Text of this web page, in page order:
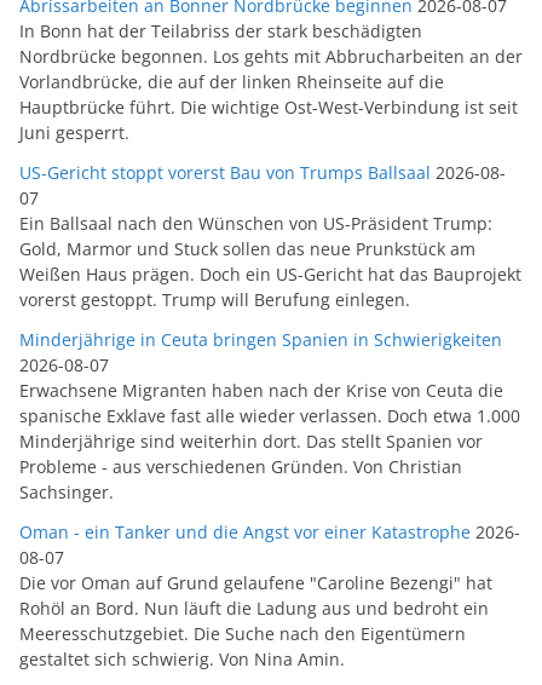
Abrissarbeiten an Bonner Nordbrücke beginnen 2026-08-07
In Bonn hat der Teilabriss der stark beschädigten
Nordbrücke begonnen. Los gehts mit Abbrucharbeiten an der
Vorlandbrücke, die auf der linken Rheinseite auf die
Hauptbrücke führt. Die wichtige Ost-West-Verbindung ist seit
Juni gesperrt.
US-Gericht stoppt vorerst Bau von Trumps Ballsaal 2026-08-
07
Ein Ballsaal nach den Wünschen von US-Präsident Trump:
Gold, Marmor und Stuck sollen das neue Prunkstück am
Weißen Haus prägen. Doch ein US-Gericht hat das Bauprojekt
vorerst gestoppt. Trump will Berufung einlegen.
Minderjährige in Ceuta bringen Spanien in Schwierigkeiten
2026-08-07
Erwachsene Migranten haben nach der Krise von Ceuta die
spanische Exklave fast alle wieder verlassen. Doch etwa 1.000
Minderjährige sind weiterhin dort. Das stellt Spanien vor
Probleme - aus verschiedenen Gründen. Von Christian
Sachsinger.
Oman - ein Tanker und die Angst vor einer Katastrophe 2026-
08-07
Die vor Oman auf Grund gelaufene "Caroline Bezengi" hat
Rohöl an Bord. Nun läuft die Ladung aus und bedroht ein
Meeresschutzgebiet. Die Suche nach den Eigentümern
gestaltet sich schwierig. Von Nina Amin.